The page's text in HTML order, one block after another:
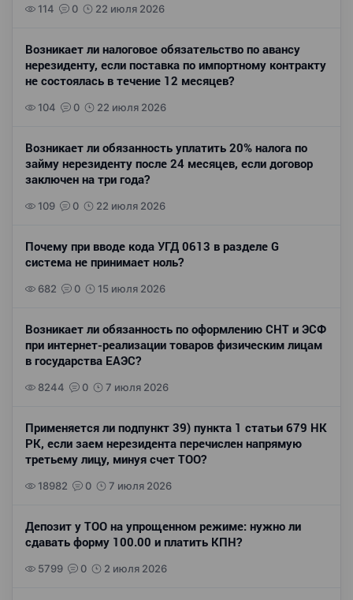
114 0 22 июля 2026
Возникает ли налоговое обязательство по авансу
нерезиденту, если поставка по импортному контракту
не состоялась в течение 12 месяцев?
104 0 22 июля 2026
Возникает ли обязанность уплатить 20% налога по
займу нерезиденту после 24 месяцев, если договор
заключен на три года?
109 0 22 июля 2026
Почему при вводе кода УГД 0613 в разделе G
система не принимает ноль?
682 0 15 июля 2026
Возникает ли обязанность по оформлению СНТ и ЭСФ
при интернет-реализации товаров физическим лицам
в государства ЕАЭС?
8244 0 7 июля 2026
Применяется ли подпункт 39) пункта 1 статьи 679 НК
РК, если заем нерезидента перечислен напрямую
третьему лицу, минуя счет ТОО?
18982 0 7 июля 2026
Депозит у ТОО на упрощенном режиме: нужно ли
сдавать форму 100.00 и платить КПН?
5799 0 2 июля 2026